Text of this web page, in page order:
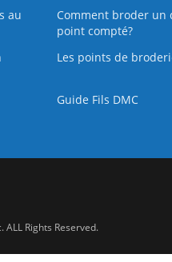
au
Comment broder un
point compté?
Les points de
Guide Fils DMC
Rights Reserved.